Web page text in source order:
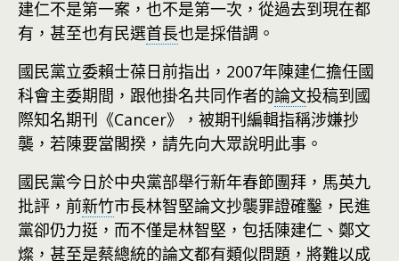
建仁不是第一案，也不是第一次，從過去到現在都
有，甚至也有民選首長也是採借調。
國民黨立委賴士葆日前指出，2007年陳建仁擔任國
科會主委期間，跟他掛名共同作者的論文投稿到國
際知名期刊《Cancer》，被期刊編輯指稱涉嫌抄
襲，若陳要當閣揆，請先向大眾說明此事。
國民黨今日於中央黨部舉行新年春節團拜，馬英九
批評，前新竹市長林智堅論文抄襲罪證確鑿，民進
黨卻仍力挺，而不僅是林智堅，包括陳建仁、鄭文
燦，甚至是蔡總統的論文都有類似問題，將難以成